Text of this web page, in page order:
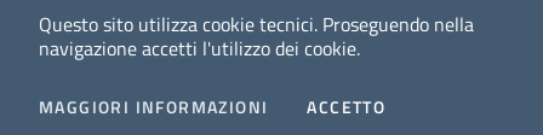
Sezione Link Utili
Mappa del sito
v1.1.6
Questo sito utilizza cookie tecnici. Proseguendo nella
navigazione accetti l'utilizzo dei cookie.
MAGGIORI INFORMAZIONI ACCETTO